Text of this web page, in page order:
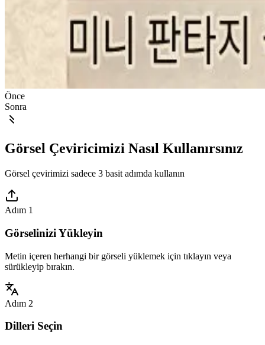
Önce
Sonra
Görsel Çeviricimizi Nasıl Kullanırsınız
Görsel çevirimizi sadece 3 basit adımda kullanın
Adım 1
Görselinizi Yükleyin
Metin içeren herhangi bir görseli yüklemek için tıklayın veya
sürükleyip bırakın.
Adım 2
Dilleri Seçin